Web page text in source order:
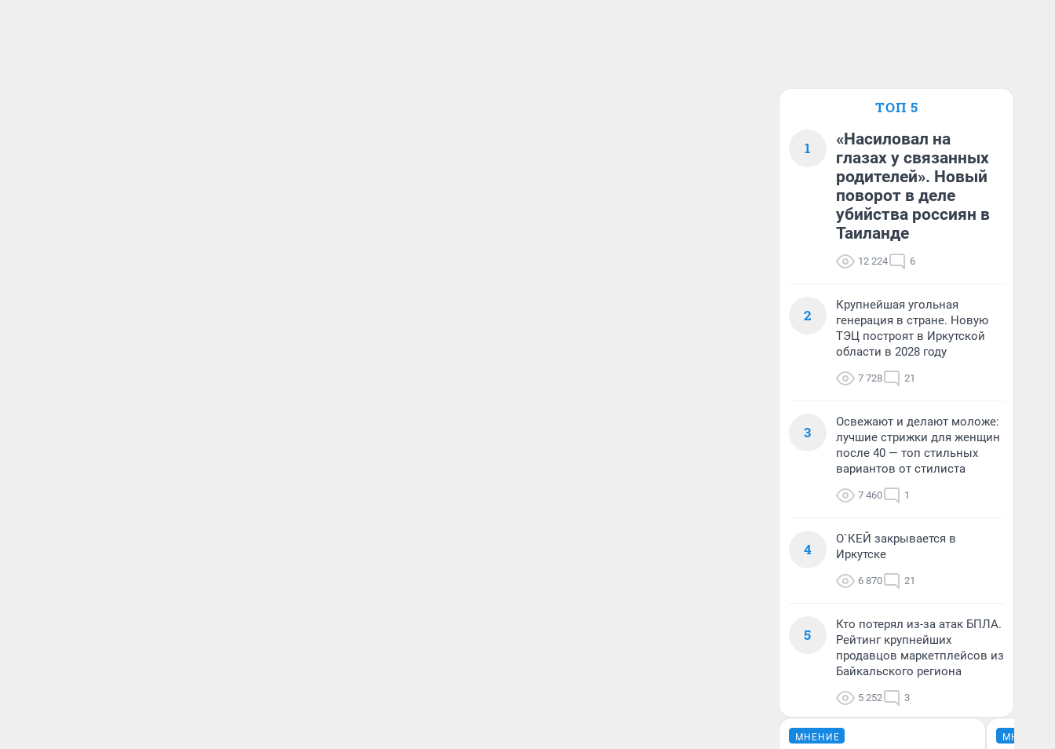
ТОП 5
1
«Насиловал на
глазах у связанных
родителей». Новый
поворот в деле
убийства россиян в
Таиланде
12 224 6
2
Крупнейшая угольная
генерация в стране. Новую
ТЭЦ построят в Иркутской
области в 2028 году
7 728 21
3
Освежают и делают моложе:
лучшие стрижки для женщин
после 40 — топ стильных
вариантов от стилиста
7 460 1
4
О`КЕЙ закрывается в
Иркутске
6 870 21
5
Кто потерял из-за атак БПЛА.
Рейтинг крупнейших
продавцов маркетплейсов из
Байкальского региона
5 252 3
МНЕНИЕ МНЕНИЕ